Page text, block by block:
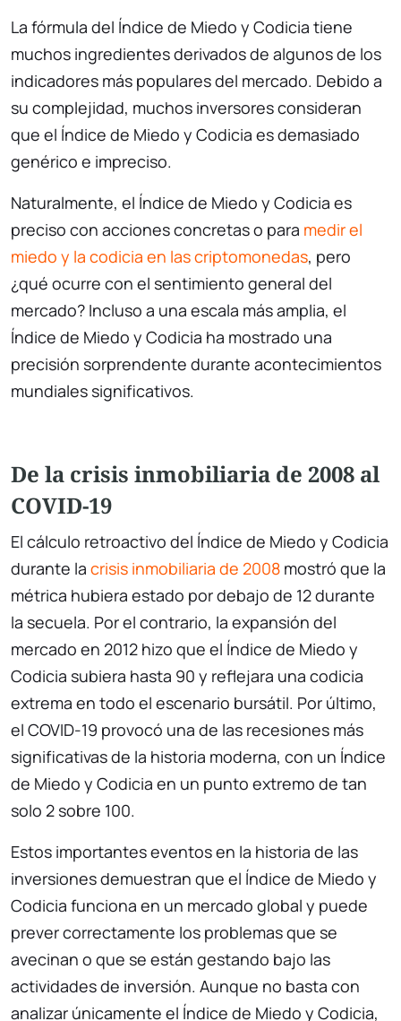
La fórmula del Índice de Miedo y Codicia tiene
muchos ingredientes derivados de algunos de los
indicadores más populares del mercado. Debido a
su complejidad, muchos inversores consideran
que el Índice de Miedo y Codicia es demasiado
genérico e impreciso.
Naturalmente, el Índice de Miedo y Codicia es
preciso con acciones concretas o para medir el
miedo y la codicia en las criptomonedas, pero
¿qué ocurre con el sentimiento general del
mercado? Incluso a una escala más amplia, el
Índice de Miedo y Codicia ha mostrado una
precisión sorprendente durante acontecimientos
mundiales significativos.
De la crisis inmobiliaria de 2008 al
COVID-19
El cálculo retroactivo del Índice de Miedo y Codicia
durante la crisis inmobiliaria de 2008 mostró que la
métrica hubiera estado por debajo de 12 durante
la secuela. Por el contrario, la expansión del
mercado en 2012 hizo que el Índice de Miedo y
Codicia subiera hasta 90 y reflejara una codicia
extrema en todo el escenario bursátil. Por último,
el COVID-19 provocó una de las recesiones más
significativas de la historia moderna, con un Índice
de Miedo y Codicia en un punto extremo de tan
solo 2 sobre 100.
Estos importantes eventos en la historia de las
inversiones demuestran que el Índice de Miedo y
Codicia funciona en un mercado global y puede
prever correctamente los problemas que se
avecinan o que se están gestando bajo las
actividades de inversión. Aunque no basta con
analizar únicamente el Índice de Miedo y Codicia,